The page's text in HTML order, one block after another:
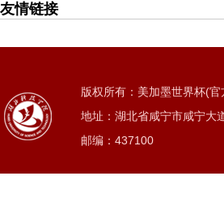
友情链接
版权所有：美加墨世界杯(
地址：湖北省咸宁市咸宁大
邮编：437100